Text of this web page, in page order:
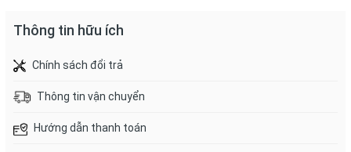
Chất lượng
Đảm bảo được khả năng chịu lực
Chất liệu keo có độ bám dính cao
Sản phẩm băng keo thân thiện với môi trường
Thông tin hữu ích
Chính sách đổi trả
Thông tin vận chuyển
Hướng dẫn thanh toán